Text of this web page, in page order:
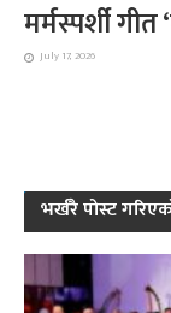
मर्मस्पर्शी
July 17, 2026
भर्खरै पोस्ट